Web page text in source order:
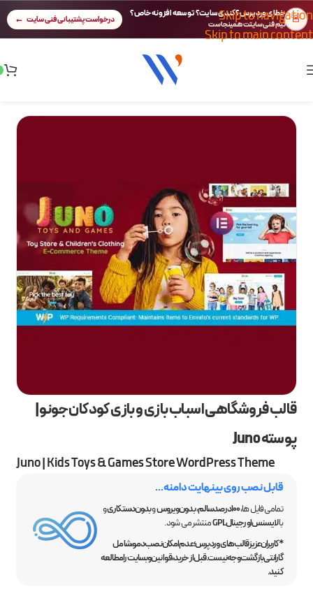
Skip to navigation
Skip to main content
🚨 خطای وردپرس؟ کندی سایت؟ توسعه افزونه خاص؟
تیم فنی سایتت همینجاست درخواست پشتیبانی فنی سایت
قالب فروشگاهی اسباب بازی و بازی کودکان جونو |
پوسته Juno
Juno | Kids Toys & Games Store WordPress Theme
قابل نصب روی بینهایت دامنه...
تمامی فایل ها،100 درصد سالم ،بدون ویروسوبدون دستکاریو
بالایسنس اورجینال GPL
منتشر می شود.
*کاربران عزیز قالب‌های وردپرس؛ عدم امکان نصب دمو، شامل
گارانتی بازگشت وجه نیست. قبل از خرید، قوانین وبسایت را مطالعه
کنید.